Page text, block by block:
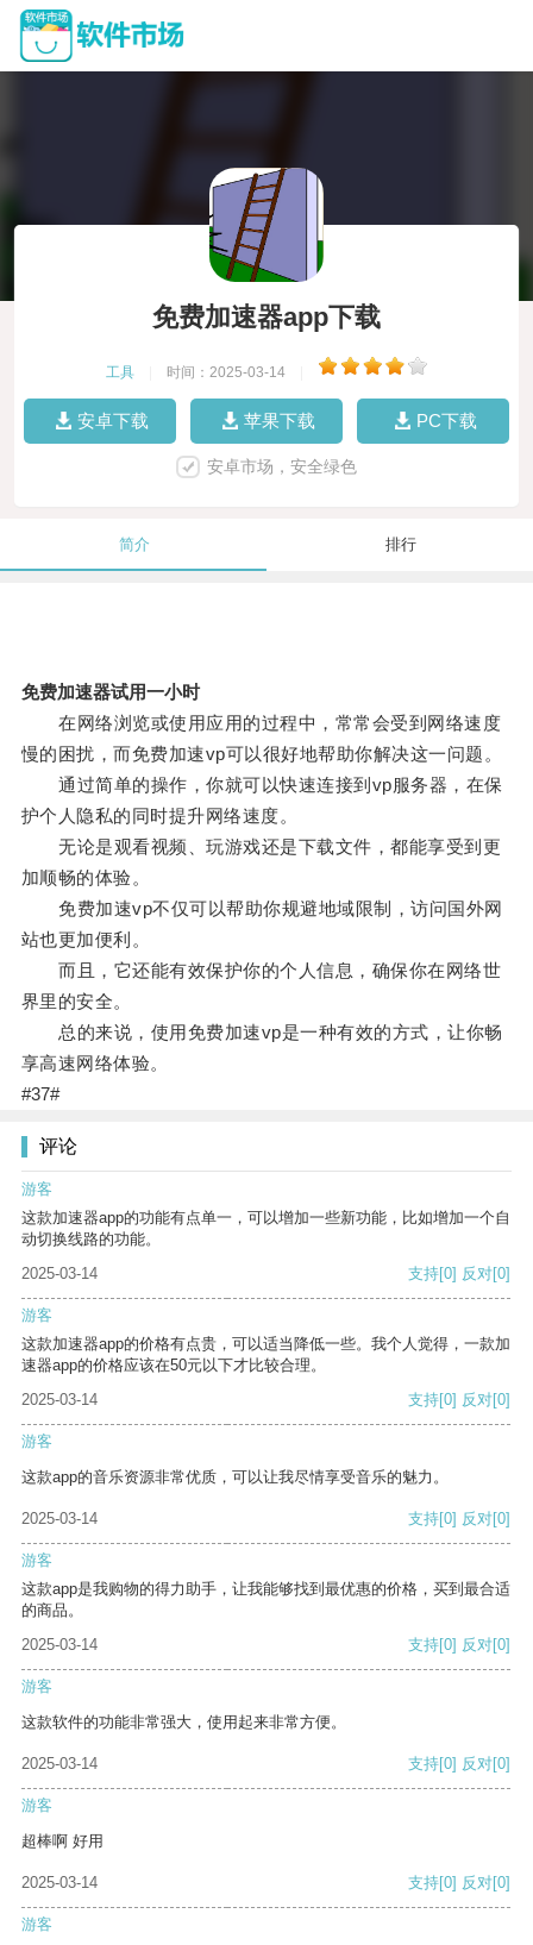
免费加速器app下载
工具 时间：2025-03-14
安卓下载 苹果下载 PC下载
安卓市场，安全绿色
简介 排行
免费加速器试用一小时
在网络浏览或使用应用的过程中，常常会受到网络速度
慢的困扰，而免费加速vp可以很好地帮助你解决这一问题。
通过简单的操作，你就可以快速连接到vp服务器，在保
护个人隐私的同时提升网络速度。
无论是观看视频、玩游戏还是下载文件，都能享受到更
加顺畅的体验。
免费加速vp不仅可以帮助你规避地域限制，访问国外网
站也更加便利。
而且，它还能有效保护你的个人信息，确保你在网络世
界里的安全。
总的来说，使用免费加速vp是一种有效的方式，让你畅
享高速网络体验。
#37#
评论
游客
这款加速器app的功能有点单一，可以增加一些新功能，比如增加一个自
动切换线路的功能。
2025-03-14
支持[0] 反对[0]
游客
这款加速器app的价格有点贵，可以适当降低一些。我个人觉得，一款加
速器app的价格应该在50元以下才比较合理。
2025-03-14
支持[0] 反对[0]
游客
这款app的音乐资源非常优质，可以让我尽情享受音乐的魅力。
2025-03-14 支持[0] 反对[0]
游客
这款app是我购物的得力助手，让我能够找到最优惠的价格，买到最合适
的商品。
2025-03-14
支持[0] 反对[0]
游客
这款软件的功能非常强大，使用起来非常方便。
2025-03-14 支持[0] 反对[0]
游客
超棒啊 好用
2025-03-14 支持[0] 反对[0]
游客